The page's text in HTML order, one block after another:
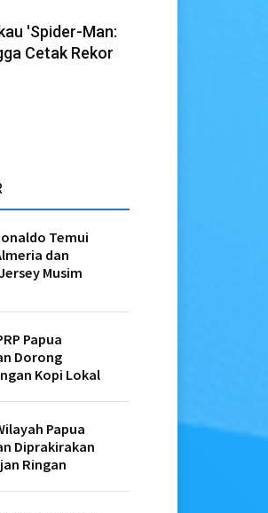
'Spider-Man:
Cetak Rekor
Temui
dan
Musim
Papua
Dorong
Kopi Lokal
Papua
Diprakirakan
Ringan